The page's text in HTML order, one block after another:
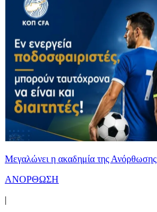
Μεγαλώνει η ακαδημία της Ανόρθωσης
ΑΝΟΡΘΩΣΗ
|